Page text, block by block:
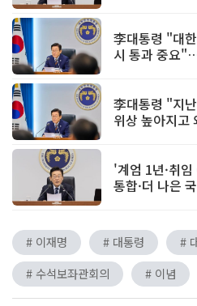
李대통령 "대
시 통과 중요
李대통령 "지
위상 높아지고
'계엄 1년·취
통합·더 나은
# 이재명 # 대통령
#
# 수석보좌관회의
# 이념